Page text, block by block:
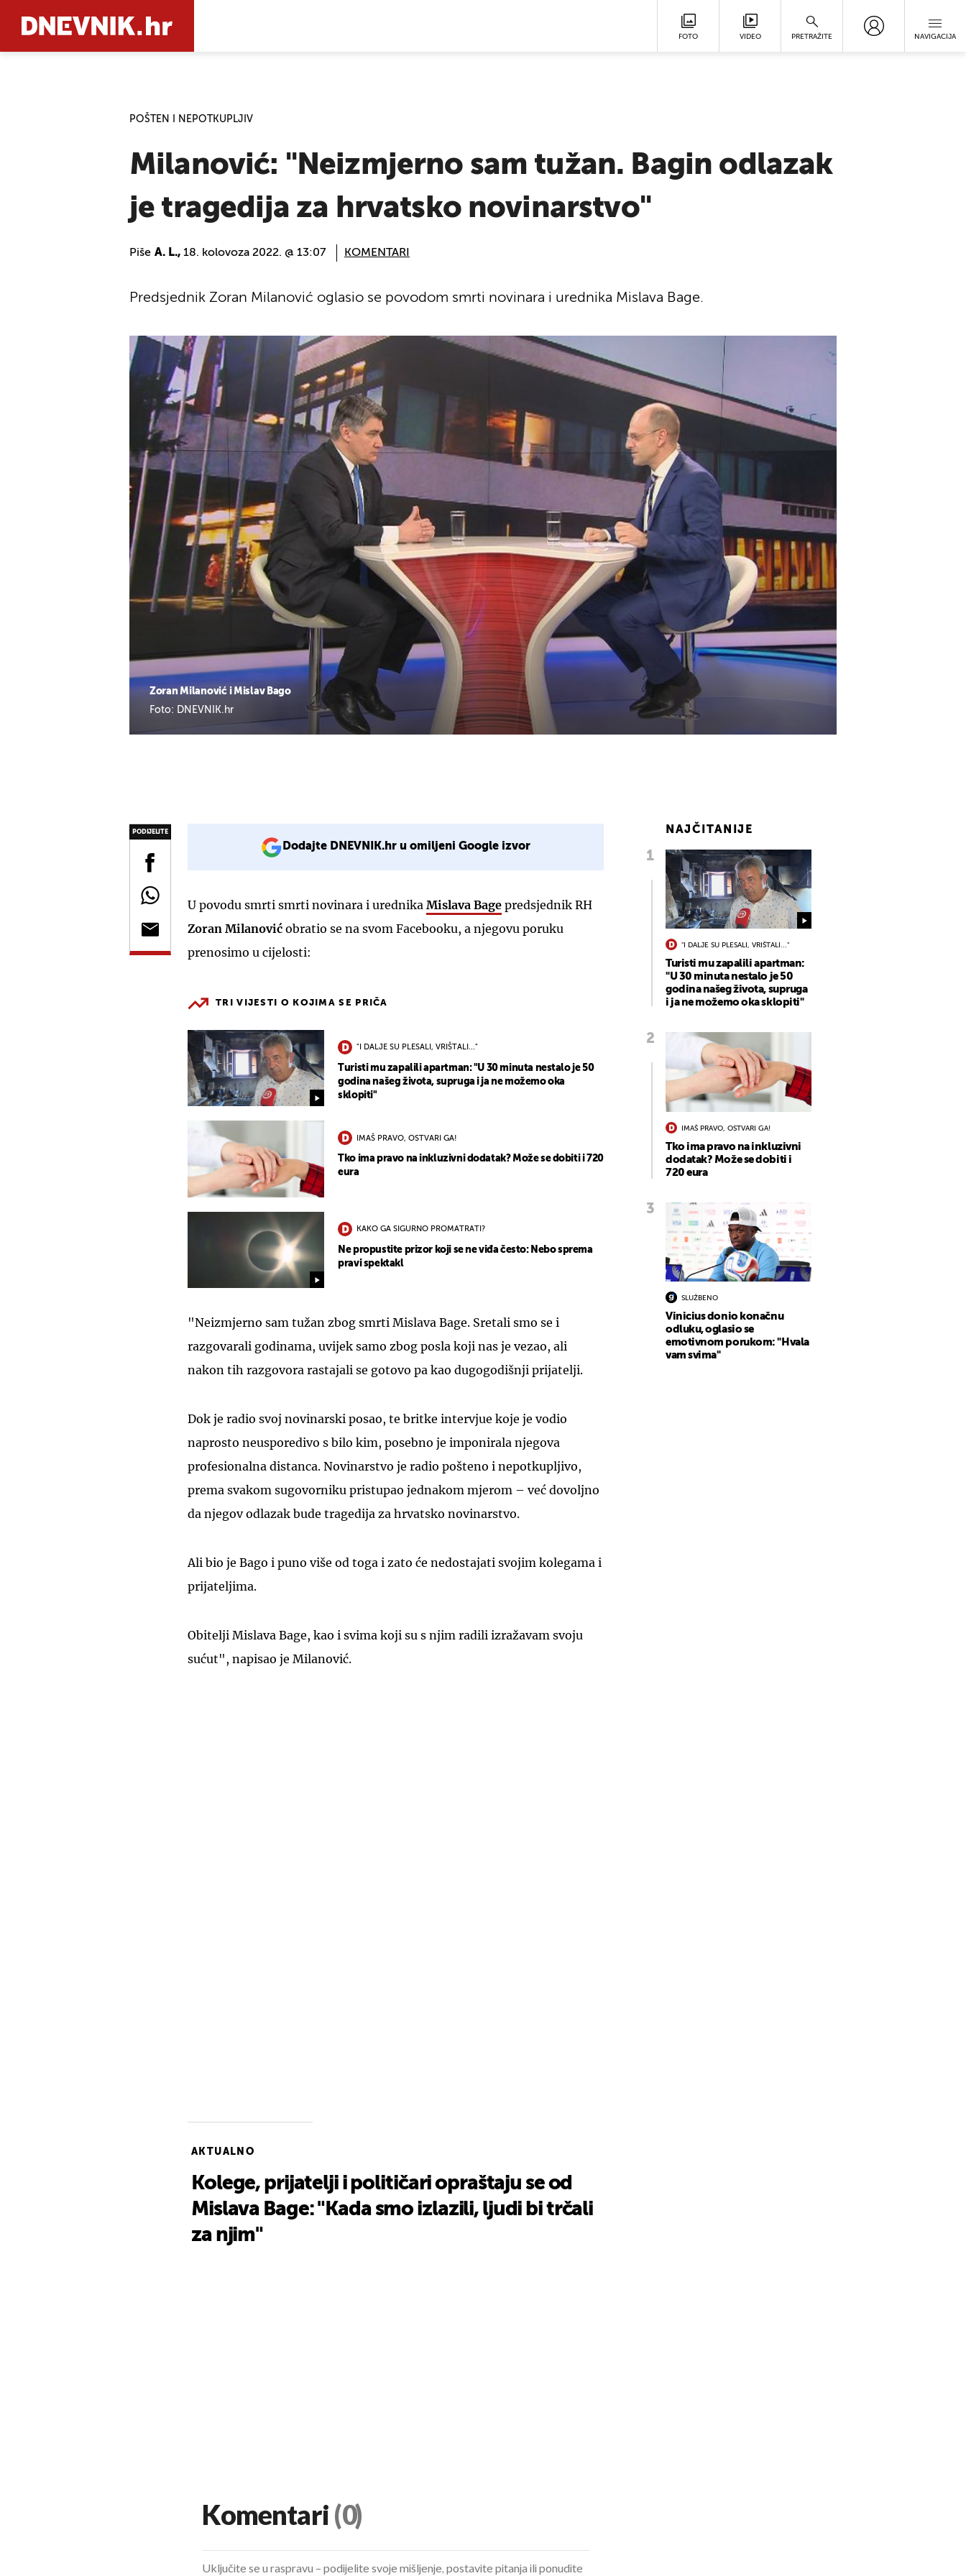
FOTO VIDEO PRETRAŽITE NAVIGACIJA
POŠTEN I NEPOTKUPLJIV
Milanović: "Neizmjerno sam tužan. Bagin odlazak
je tragedija za hrvatsko novinarstvo"
Piše A. L., 18. kolovoza 2022. @ 13:07 KOMENTARI
Zoran Milanović i Mislav Bago
Foto: DNEVNIK.hr
Predsjednik Zoran Milanović oglasio se povodom smrti novinara i urednika Mislava Bage.
PODIJELITE
Dodajte DNEVNIK.hr u omiljeni Google izvor
U povodu smrti smrti novinara i urednika Mislava Bage predsjednik RH
Zoran Milanović obratio se na svom Facebooku, a njegovu poruku
prenosimo u cijelosti:
TRI VIJESTI O KOJIMA SE PRIČA
"I DALJE SU PLESALI, VRIŠTALI..."
Turisti mu zapalili apartman: "U 30 minuta nestalo je 50
godina našeg života, supruga i ja ne možemo oka
sklopiti"
IMAŠ PRAVO, OSTVARI GA!
Tko ima pravo na inkluzivni dodatak? Može se dobiti i 720
eura
KAKO GA SIGURNO PROMATRATI?
Ne propustite prizor koji se ne viđa često: Nebo sprema
pravi spektakl
"Neizmjerno sam tužan zbog smrti Mislava Bage. Sretali smo se i
razgovarali godinama, uvijek samo zbog posla koji nas je vezao, ali
nakon tih razgovora rastajali se gotovo pa kao dugogodišnji prijatelji.
Dok je radio svoj novinarski posao, te britke intervjue koje je vodio
naprosto neusporedivo s bilo kim, posebno je imponirala njegova
profesionalna distanca. Novinarstvo je radio pošteno i nepotkupljivo,
prema svakom sugovorniku pristupao jednakom mjerom – već dovoljno
da njegov odlazak bude tragedija za hrvatsko novinarstvo.
Ali bio je Bago i puno više od toga i zato će nedostajati svojim kolegama i
prijateljima.
Obitelji Mislava Bage, kao i svima koji su s njim radili izražavam svoju
sućut", napisao je Milanović.
AKTUALNO
Kolege, prijatelji i političari opraštaju se od
Mislava Bage: "Kada smo izlazili, ljudi bi trčali
za njim"
NAJČITANIJE
"I DALJE SU PLESALI, VRIŠTALI..."
Turisti mu zapalili apartman:
"U 30 minuta nestalo je 50
godina našeg života, supruga
i ja ne možemo oka sklopiti"
IMAŠ PRAVO, OSTVARI GA!
Tko ima pravo na inkluzivni
dodatak? Može se dobiti i
720 eura
SLUŽBENO
Vinicius donio konačnu
odluku, oglasio se
emotivnom porukom: "Hvala
vam svima"
Komentari (0)
Uključite se u raspravu – podijelite svoje mišljenje, postavite pitanja ili ponudite